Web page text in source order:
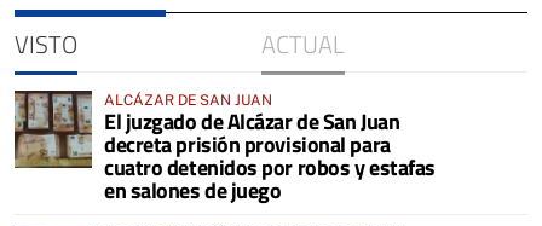
VISTO ACTUAL
ALCÁZAR DE SAN JUAN
El juzgado de Alcázar de San Juan
decreta prisión provisional para
cuatro detenidos por robos y estafas
en salones de juego